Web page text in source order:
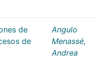
de
de
Angulo
Menassé,
Andrea